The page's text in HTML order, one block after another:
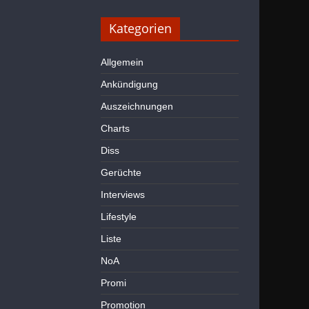
Kategorien
Allgemein
Ankündigung
Auszeichnungen
Charts
Diss
Gerüchte
Interviews
Lifestyle
Liste
NoA
Promi
Promotion